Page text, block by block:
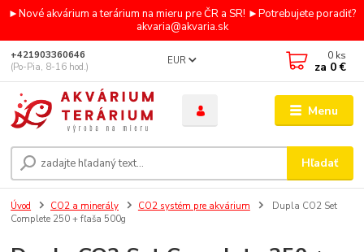
►Nové akvárium a terárium na mieru pre ČR a SR! ►Potrebujete poradiť?
akvaria@akvaria.sk
Menu
EUR
Hľadať
+421903360646
(Po-Pia, 8-16 hod.)
0 ks
za 0 €
Úvod CO2 a minerály CO2 systém pre akvárium
Dupla CO2 Set
Complete 250 + fľaša 500g